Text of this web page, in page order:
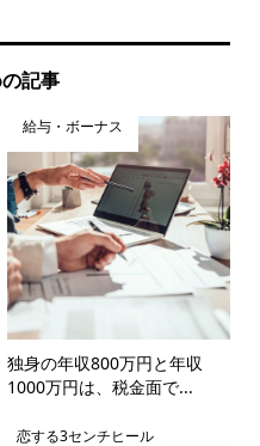
記事
給与・ボーナス
独身の年収800万円と年収
1000万円は、税金面で...
恋する3センチヒール